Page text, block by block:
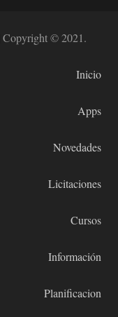
© 2021.
Inicio
Apps
Novedades
Licitaciones
Cursos
Información
Planificacion